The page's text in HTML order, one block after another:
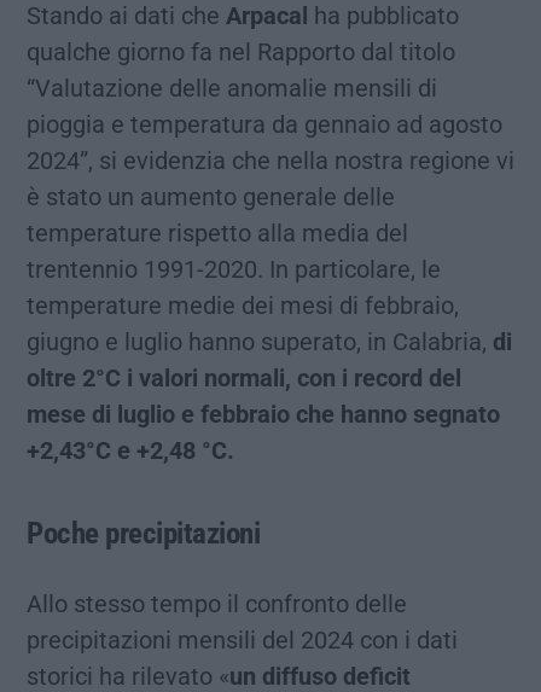
Stando ai dati che Arpacal ha pubblicato
qualche giorno fa nel Rapporto dal titolo
“Valutazione delle anomalie mensili di
pioggia e temperatura da gennaio ad agosto
2024”, si evidenzia che nella nostra regione vi
è stato un aumento generale delle
temperature rispetto alla media del
trentennio 1991-2020. In particolare, le
temperature medie dei mesi di febbraio,
giugno e luglio hanno superato, in Calabria, di
oltre 2°C i valori normali, con i record del
mese di luglio e febbraio che hanno segnato
+2,43°C e +2,48 °C.
Poche precipitazioni
Allo stesso tempo il confronto delle
precipitazioni mensili del 2024 con i dati
storici ha rilevato «un diffuso deficit